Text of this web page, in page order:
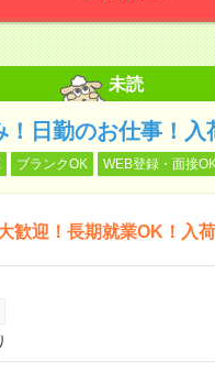
未読
日勤のお仕事！入
ブランクOK WEB登録・面接OK
歓迎！長期就業OK！入